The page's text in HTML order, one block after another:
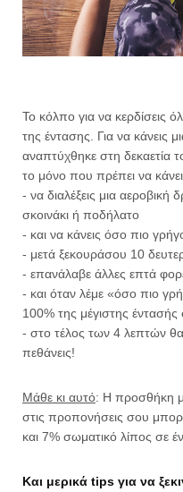
Το κόλπο για να κερδίσεις
της έντασης. Για να κάνεις
αναπτύχθηκε στη δεκαετία
το μόνο που πρέπει να
- να διαλέξεις μια αεροβική
σκοινάκι ή ποδήλατο
- και να κάνεις όσο πιο
- μετά ξεκουράσου 10
- επανάλαβε άλλες επτά
- και όταν λέμε «όσο πιο
100% της μέγιστης έντασής
- στο τέλος των 4 λεπτών θα
πεθάνεις!
Μάθε κι αυτό: Η προσθήκη
στις προπονήσεις σου
και 7% σωματικό λίπος σε
Και μερικά tips για να